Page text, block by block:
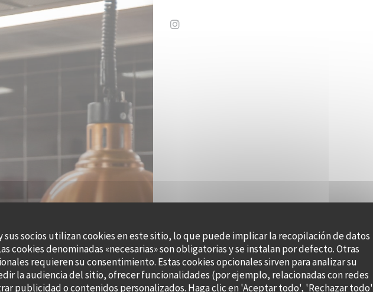
sus socios utilizan cookies en este sitio, lo que puede implicar la recopilación de datos
cookies denominadas «necesarias» son obligatorias y se instalan por defecto. Otras
requieren su consentimiento. Estas cookies opcionales sirven para analizar su
la audiencia del sitio, ofrecer funcionalidades (por ejemplo, relacionadas con redes
publicidad o contenidos personalizados. Haga clic en 'Aceptar todo', 'Rechazar todo'
Instagram ((abre en una nueva ventana))